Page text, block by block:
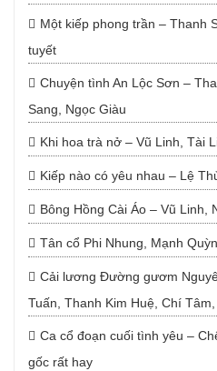
Một kiếp phong trần – Thanh
tuyết
Chuyện tình An Lộc Sơn –
Sang, Ngọc Giàu
Khi hoa trà nở – Vũ Linh, Tài
Kiếp nào có yêu nhau – Lệ
Bông Hồng Cài Áo – Vũ Linh,
Tân cổ Phi Nhung, Mạnh
Cải lương Đường gươm
Tuấn, Thanh Kim Huệ, Chí
Ca cổ đoạn cuối tình yêu –
gốc rất hay